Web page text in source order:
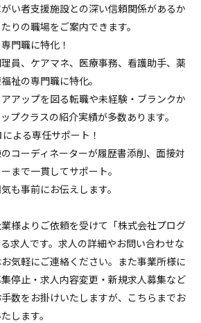
い者支援施設との深い信頼関係があるか
りの職場をご案内できます。
門職に特化！
員、ケアマネ、医療事務、看護助手、薬
祉の専門職に特化。
アップを図る転職や未経験・ブランクか
プクラスの紹介実績が多数あります。
よる専任サポート！
コーディネーターが履歴書添削、面接対
まで一貫してサポート。
も事前にお伝えします。
様よりご依頼を受けて「株式会社プログ
求人です。求人の詳細やお問い合わせな
気軽にご連絡ください。また事業所様に
停止・求人内容変更・新規求人募集など
数をお掛けいたしますが、こちらまでお
します。